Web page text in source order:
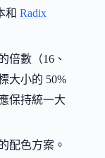
和 Radix
倍數（16、
大小的 50%
保持統一大
配色方案。